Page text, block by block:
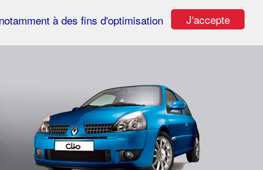
J'accepte
à des fins d'optimisation